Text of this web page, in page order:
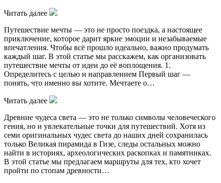
Читать далее
Путешествие мечты — это не просто поездка, а настоящее
приключение, которое дарит яркие эмоции и незабываемые
впечатления. Чтобы всё прошло идеально, важно продумать
каждый шаг. В этой статье мы расскажем, как организовать
путешествие мечты от идеи до её воплощения. 1.
Определитесь с целью и направлением Первый шаг —
понять, что именно вы хотите. Мечтаете о…
Читать далее
Древние чудеса света — это не только символы человеческого
гения, но и увлекательные точки для путешествий. Хотя из
семи оригинальных чудес света до наших дней сохранилась
только Великая пирамида в Гизе, следы остальных можно
найти в историях, археологических раскопках и памятниках.
В этой статье мы предлагаем маршруты для тех, кто хочет
пройти по стопам древности…